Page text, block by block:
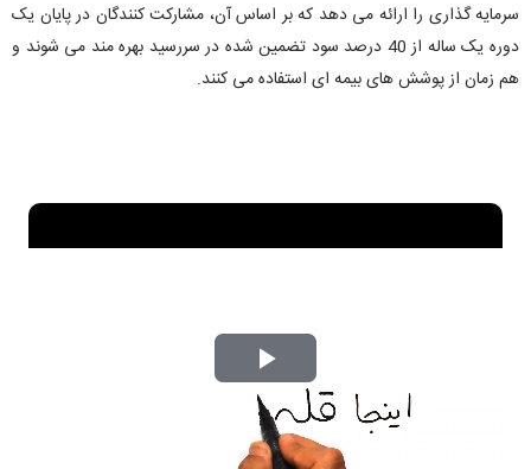
سرمایه گذاری را ارائه می دهد که بر اساس آن، مشارکت کنندگان در پایان یک
دوره یک ساله از 40 درصد سود تضمین شده در سررسید بهره مند می شوند و
هم زمان از پوشش های بیمه ای استفاده می کنند.
P
l